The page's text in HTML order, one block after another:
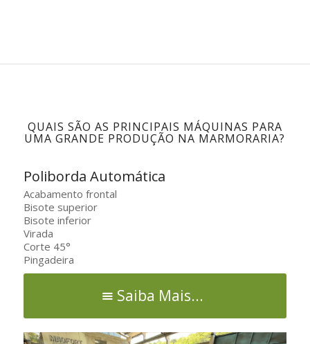
QUAIS SÃO AS PRINCIPAIS MÁQUINAS PARA
UMA GRANDE PRODUÇÃO NA MARMORARIA?
Poliborda Automática
Acabamento frontal
Bisote superior
Bisote inferior
Virada
Corte 45°
Pingadeira
Saiba Mais...